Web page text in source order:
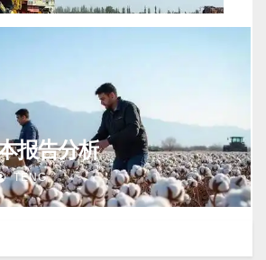
报告分析
TENG